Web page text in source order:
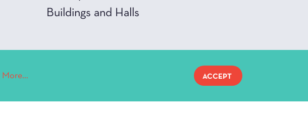
Buildings and Halls
More... ACCEPT